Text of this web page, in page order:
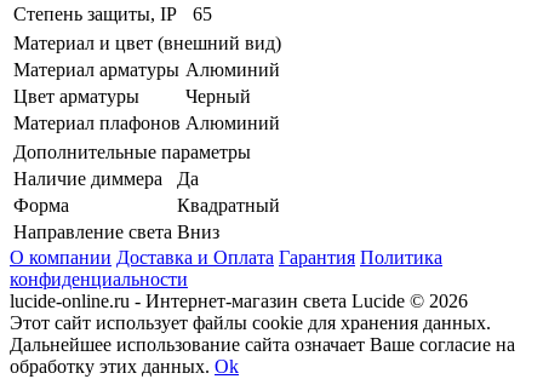
Степень защиты, IP
65
Материал и цвет (внешний вид)
Материал арматуры Алюминий
Цвет арматуры
Черный
Материал плафонов Алюминий
Дополнительные параметры
Наличие диммера
Да
Форма
Квадратный
Направление света Вниз
О компании Доставка и Оплата Гарантия Политика
конфиденциальности
lucide-online.ru - Интернет-магазин света Lucide © 2026
Этот сайт использует файлы cookie для хранения данных.
Дальнейшее использование сайта означает Ваше согласие на
обработку этих данных. Ok